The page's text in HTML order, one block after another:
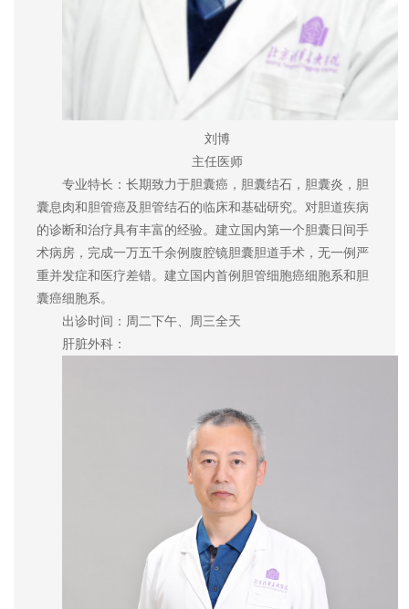
刘博
主任医师
专业特长：长期致力于胆囊癌，胆囊结石，胆囊炎，胆
囊息肉和胆管癌及胆管结石的临床和基础研究。对胆道疾病
的诊断和治疗具有丰富的经验。建立国内第一个胆囊日间手
术病房，完成一万五千余例腹腔镜胆囊胆道手术，无一例严
重并发症和医疗差错。建立国内首例胆管细胞癌细胞系和胆
囊癌细胞系。
出诊时间：周二下午、周三全天
肝脏外科：